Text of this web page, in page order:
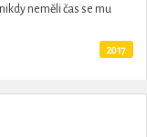
neměli čas se mu
2017